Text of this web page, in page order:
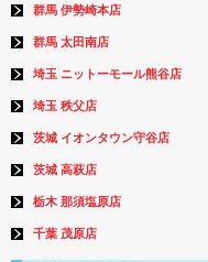
群馬 伊勢崎本店
群馬 太田南店
埼玉 ニットーモール熊谷店
埼玉 秩父店
茨城 イオンタウン守谷店
茨城 高萩店
栃木 那須塩原店
千葉 茂原店